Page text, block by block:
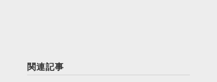
関連記事